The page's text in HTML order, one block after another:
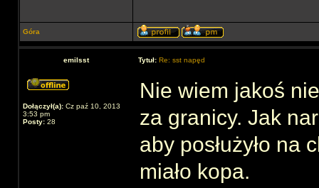
Góra
emilsst Tytuł: Re: sst napęd
Dołączył(a): Cz paź 10, 2013
3:53 pm
Posty: 28
Nie wiem jakoś
za granicy. Jak
aby posłużyło na
miało kopa.